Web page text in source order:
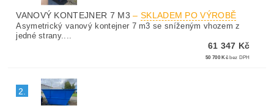
VANOVÝ KONTEJNER 7 M3– SKLADEM PO VÝROBĚ
Asymetrický vanový kontejner 7 m3 se sníženým vhozem z
jedné strany....
61 347 Kč
50 700 Kč bez DPH
2.